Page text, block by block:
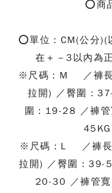
⭕商
⭕單位：CM(公分)(
在＋－3以內為
※尺碼：M ／褲
拉開) ／臀圍：
圍：19-28 ／褲
※尺碼：L ／褲長
拉開) ／臀圍：
20-30 ／褲管